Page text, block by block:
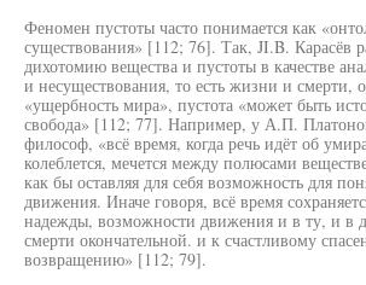
Феномен пустоты часто понимается как
существования» [112; 76]. Так, JI.B. Карасёв
дихотомию вещества и пустоты в качестве
и несуществования, то есть жизни и смерти,
«ущербность мира», пустота «может быть
свобода» [112; 77]. Например, у А.П.
философ, «всё время, когда речь идёт об
колеблется, мечется между полюсами
как бы оставляя для себя возможность для
движения. Иначе говоря, всё время
надежды, возможности движения и в ту, и в
смерти окончательной. и к счастливому
возвращению» [112; 79].